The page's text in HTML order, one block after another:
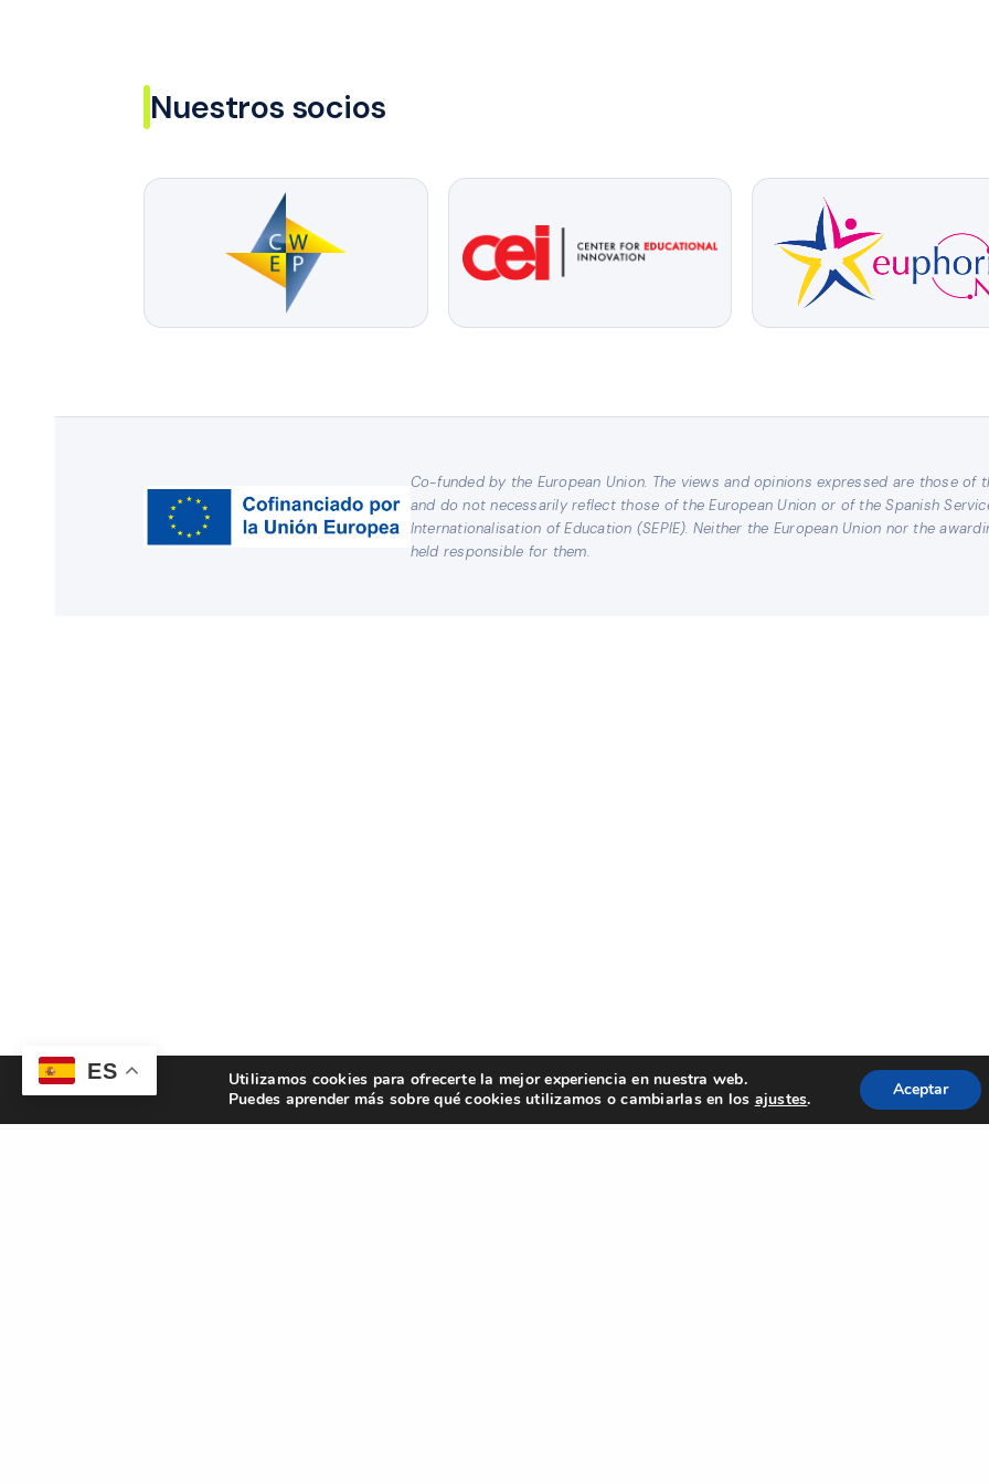
Nuestros socios
Co-funded by the European Union. The views and opinions expressed are those of
and do not necessarily reflect those of the European Union or of the Spanish
Internationalisation of Education (SEPIE). Neither the European Union nor the
held responsible for them.
ES
Utilizamos cookies para ofrecerte la mejor experiencia en nuestra web.
Puedes aprender más sobre qué cookies utilizamos o cambiarlas en los ajustes. Aceptar